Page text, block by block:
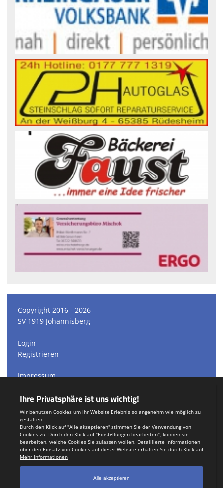
Copyright 2016 - 2026
SV 1919 Johannisberg
Login
Registrieren
Impressum
Teamsports 2
Dein Sportverein online